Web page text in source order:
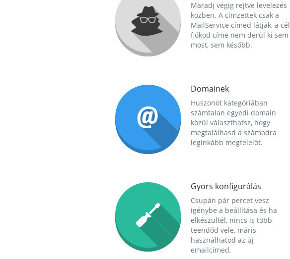
Maradj végig rejtve levelezés
közben. A címzettek csak a
MailService címed látják, a cél
fiókod címe nem derül ki sem
most, sem később.
Domainek
Huszonöt kategóriában
számtalan egyedi domain
közül választhatsz, hogy
megtalálhasd a számodra
leginkább megfelelőt.
Gyors konfigurálás
Csupán pár percet vesz
igénybe a beállítása és ha
elkészültél, nincs is több
teendőd vele, máris
használhatod az új
emailcímed.